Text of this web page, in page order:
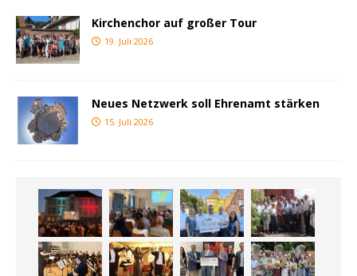
Kirchenchor auf großer Tour
19. Juli 2026
Neues Netzwerk soll Ehrenamt stärken
15. Juli 2026